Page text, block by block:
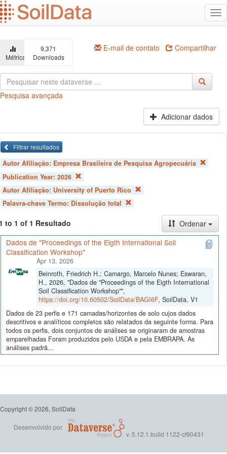
Ir
para
o
principal
Métricas
9,371
Downloads
E-mail de contato Compartilhar
Pesquisa avançada
Adicionar dados
Filtrar resultados
Autor Afiliação: Empresa Brasileira de Pesquisa Agropecuária
Publication Year: 2026
Autor Afiliação: University of Puerto Rico
Palavra-chave Termo: Dissolução total
to 1 of 1 Resultado
Ordenar
Dados de "Proceedings of the Eigth International Soil
Classification Workshop"
Apr 13, 2026
Beinroth, Friedrich H.; Camargo, Marcelo Nunes; Eswaran,
H., 2026, "Dados de "Proceedings of the Eigth International
Soil Classification Workshop"",
https://doi.org/10.60502/SoilData/BAGI6F, SoilData, V1
Dados de 23 perfis e 171 camadas/horizontes de solo cujos dados
descritivos e analíticos completos são relatados da seguinte forma. Para
todos os perfis, dois conjuntos de análises se originaram de amostras
emparelhadas Foram produzidos pelo USDA e pela EMBRAPA. As
análises padrã...
Copyright © 2026, SoilData
Desenvolvido por
v. 5.12.1 build 1122-cf90431